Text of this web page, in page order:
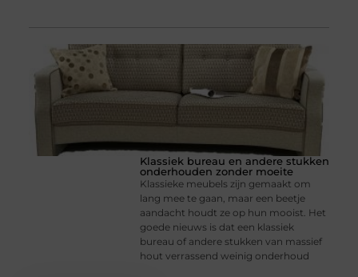
Klassiek bureau en andere stukken
onderhouden zonder moeite
Klassieke meubels zijn gemaakt om
lang mee te gaan, maar een beetje
aandacht houdt ze op hun mooist. Het
goede nieuws is dat een klassiek
bureau of andere stukken van massief
hout verrassend weinig onderhoud